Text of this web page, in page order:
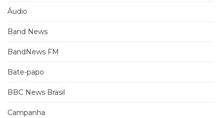
Áudio
Band News
BandNews FM
Bate-papo
BBC News Brasil
Campanha